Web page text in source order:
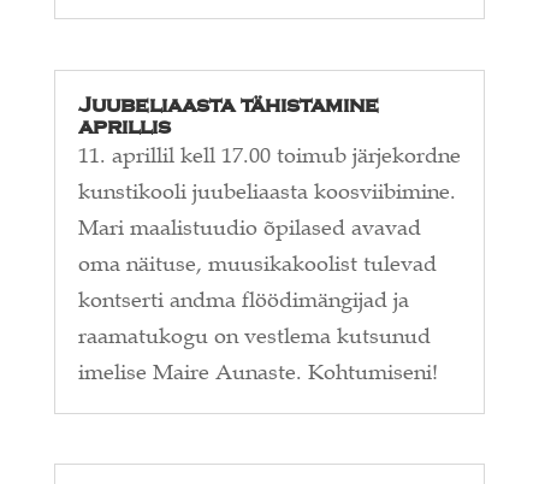
Juubeliaasta tähistamine
aprillis
11. aprillil kell 17.00 toimub järjekordne
kunstikooli juubeliaasta koosviibimine.
Mari maalistuudio õpilased avavad
oma näituse, muusikakoolist tulevad
kontserti andma flöödimängijad ja
raamatukogu on vestlema kutsunud
imelise Maire Aunaste. Kohtumiseni!